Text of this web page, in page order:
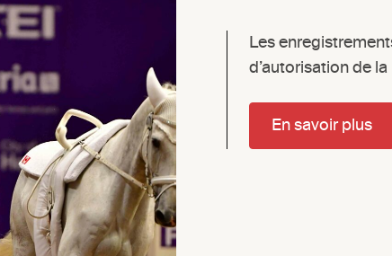
Les
d’autorisation de la
En savoir plus